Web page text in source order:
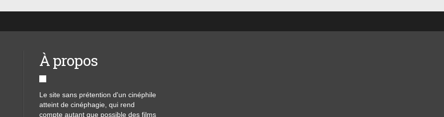
À propos
Le site sans prétention d'un cinéphile
atteint de cinéphagie, qui rend
compte autant que possible des films